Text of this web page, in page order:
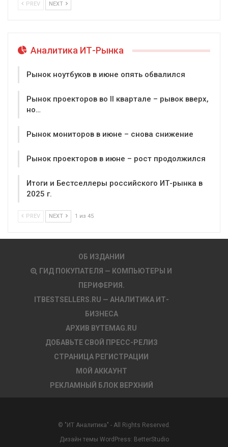
PREV NEXT
Аналитика ИТ-Рынка
Рынок ноутбуков в июне опять обвалился
Рынок проекторов во II квартале – рывок вверх,
но…
Рынок мониторов в июне – снова снижение
Рынок проекторов в июне – рост продолжился
Итоги и Бестселлеры российского ИТ-рынка в
2025 г.
PREV NEXT 1 из 45
ОБ ИЗДАНИИ
ГИД ПОКУПАТЕЛЯ — КОМПЬЮТЕРЫ И
ПЕРИФЕРИЯ.
ITBESTSELLERS.RU — АНАЛИТИКА ИТ-
БИЗНЕСА
АРХИВ BYTEMAG.RU
ДОБАВЬТЕ СВОЙ ПРЕСС-РЕЛИЗ
СТРАНИЦА РЕГИСТРАЦИИ
МОЙ АККАУНТ
РЕКЛАМНЫЙ БЛОК ВЕРХНИЙ
© "ИТ Аналитика" - All Rights Reserved.
Дизайн темы WordPress: BetterStudio